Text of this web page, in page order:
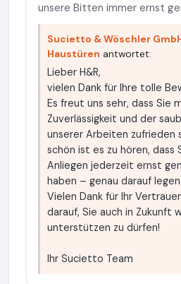
unsere Bitten immer ernst
Sucietto & Wöschler
Haustüren antwortet:
Lieber H&R,
vielen Dank für Ihre tolle
Es freut uns sehr, dass Sie
Zuverlässigkeit und der
unserer Arbeiten zufrieden
schön ist es zu hören, dass
Anliegen jederzeit ernst
haben – genau darauf
Vielen Dank für Ihr
darauf, Sie auch in Zukunft
unterstützen zu dürfen!
Ihr Sucietto Team